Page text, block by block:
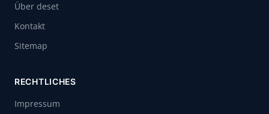
Über deset
Kontakt
Sitemap
RECHTLICHES
Impressum